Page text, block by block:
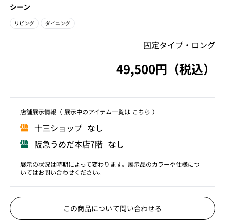
シーン
リビング ダイニング
固定タイプ・ロング
49,500円（税込）
店舗展⽰情報（ 展⽰中のアイテム⼀覧は こちら ）
⼗三ショップ なし
阪急うめだ本店7階 なし
展示の状況は時期によって変わります。展示品のカラーや仕様につ
いてはお問い合わせください。
この商品について問い合わせる